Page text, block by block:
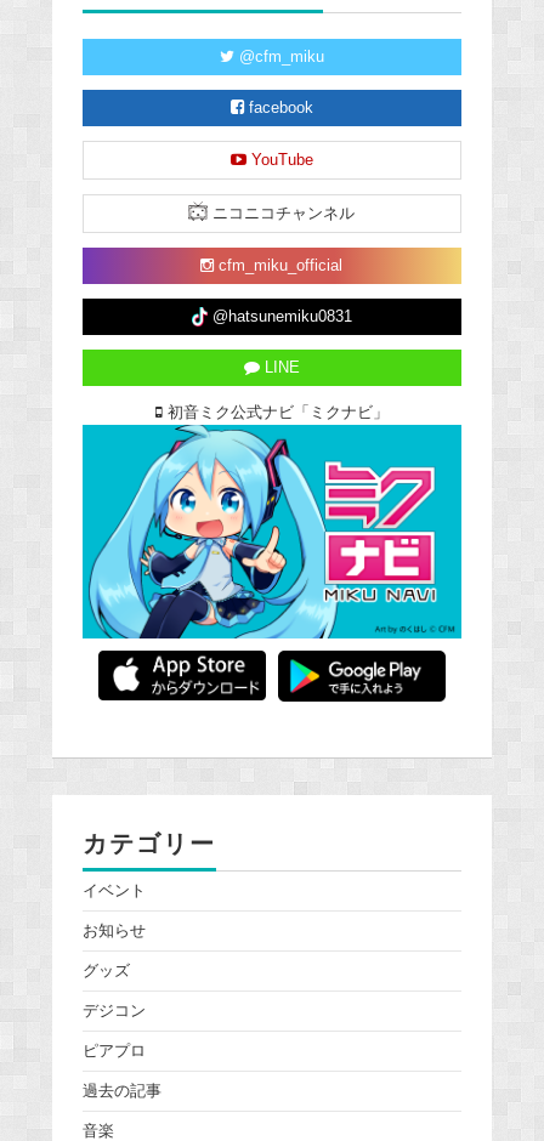
@cfm_miku
facebook
YouTube
ニコニコチャンネル
cfm_miku_official
@hatsunemiku0831
LINE
初音ミク公式ナビ「ミクナビ」
カテゴリー
イベント
お知らせ
グッズ
デジコン
ピアプロ
過去の記事
音楽